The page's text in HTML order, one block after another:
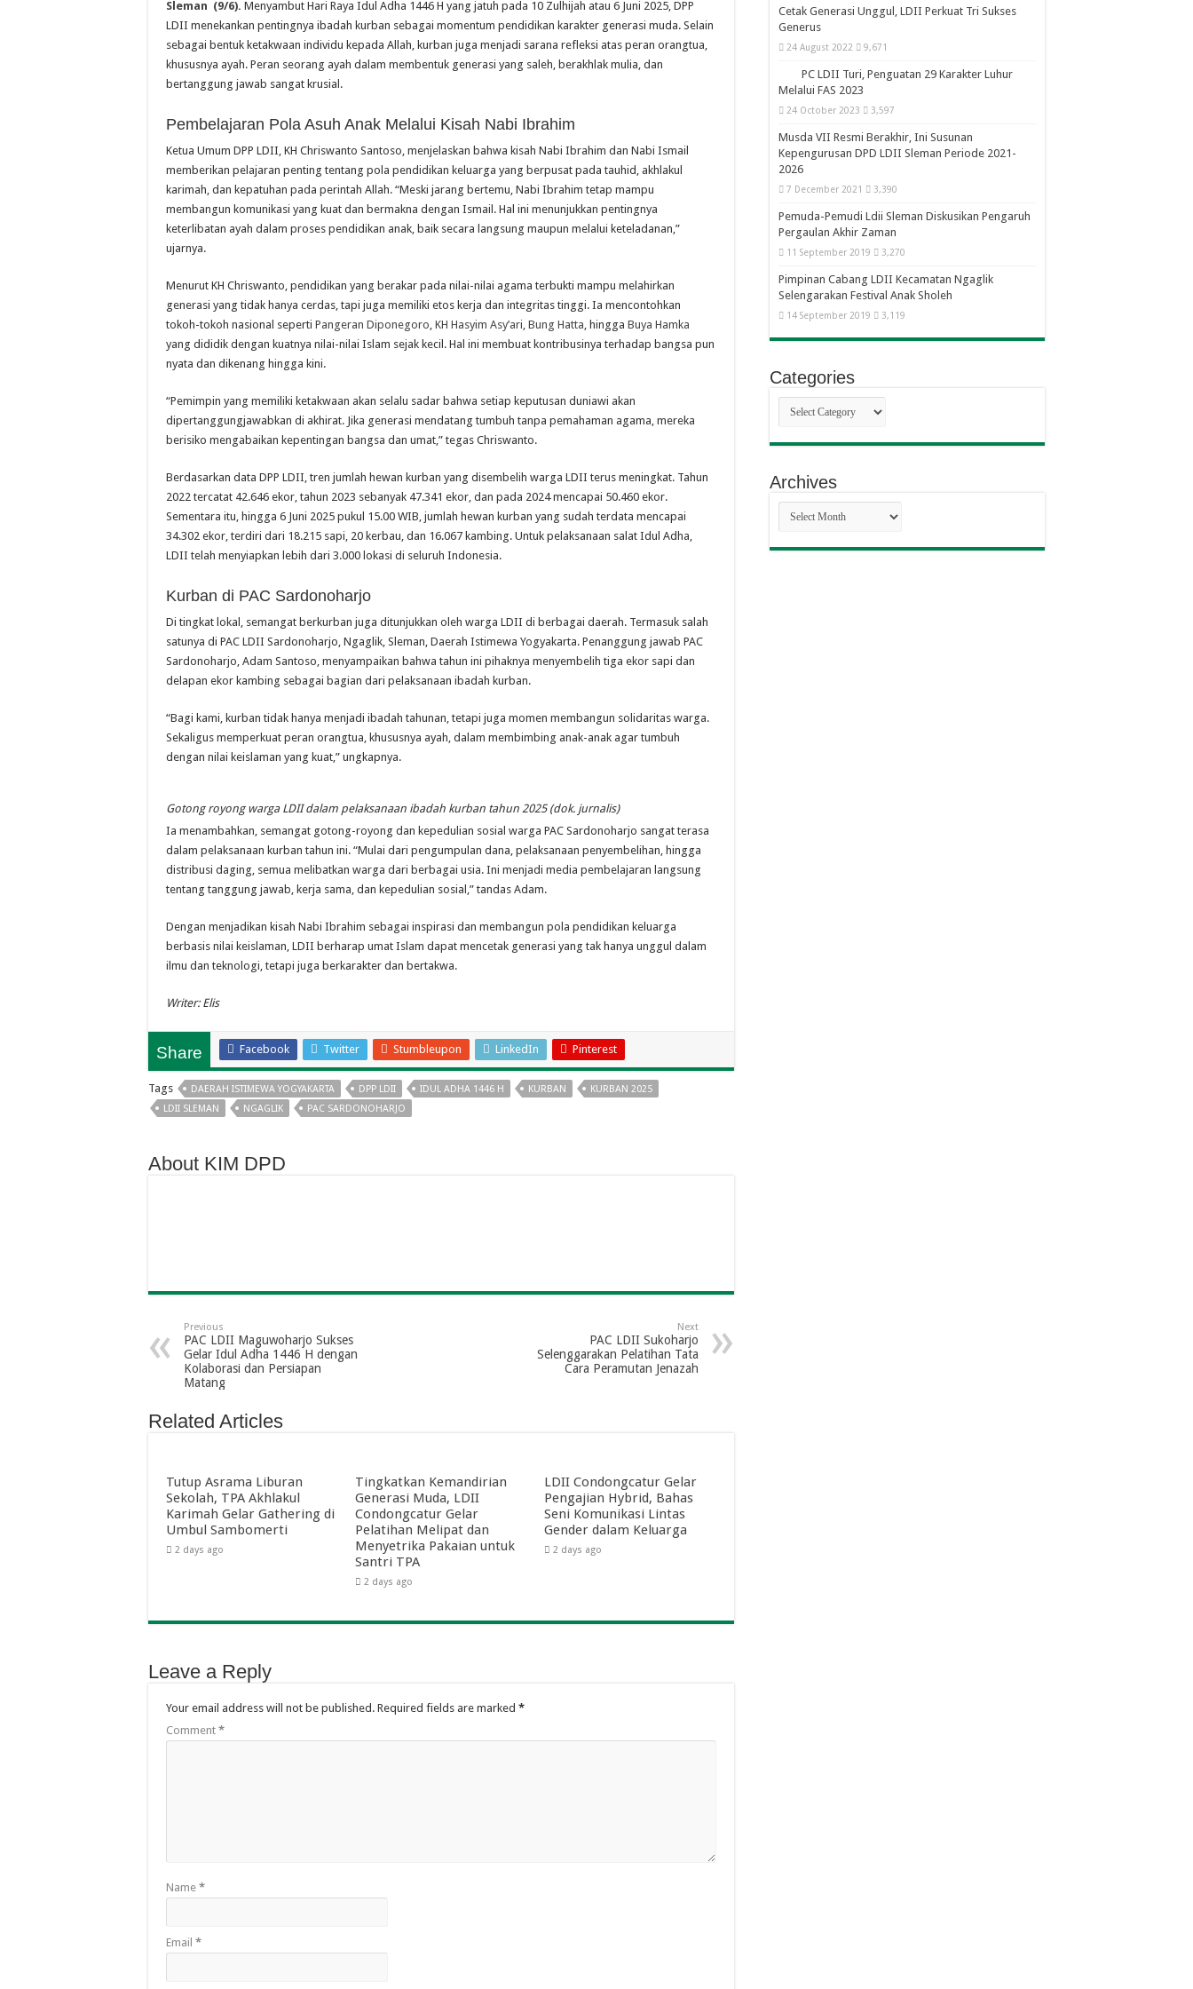
Sleman (9/6). Menyambut Hari Raya Idul Adha 1446 H yang jatuh pada 10 Zulhijah atau 6 Juni 2025, DPP
LDII menekankan pentingnya ibadah kurban sebagai momentum pendidikan karakter generasi muda. Selain
sebagai bentuk ketakwaan individu kepada Allah, kurban juga menjadi sarana refleksi atas peran orangtua,
khususnya ayah. Peran seorang ayah dalam membentuk generasi yang saleh, berakhlak mulia, dan
bertanggung jawab sangat krusial.
Pembelajaran Pola Asuh Anak Melalui Kisah Nabi Ibrahim
Ketua Umum DPP LDII, KH Chriswanto Santoso, menjelaskan bahwa kisah Nabi Ibrahim dan Nabi Ismail
memberikan pelajaran penting tentang pola pendidikan keluarga yang berpusat pada tauhid, akhlakul
karimah, dan kepatuhan pada perintah Allah. “Meski jarang bertemu, Nabi Ibrahim tetap mampu
membangun komunikasi yang kuat dan bermakna dengan Ismail. Hal ini menunjukkan pentingnya
keterlibatan ayah dalam proses pendidikan anak, baik secara langsung maupun melalui keteladanan,”
ujarnya.
Menurut KH Chriswanto, pendidikan yang berakar pada nilai-nilai agama terbukti mampu melahirkan
generasi yang tidak hanya cerdas, tapi juga memiliki etos kerja dan integritas tinggi. Ia mencontohkan
tokoh-tokoh nasional seperti Pangeran Diponegoro KH Hasyim Asy’ari Bung Hatta , hingga Buya Hamka
yang dididik dengan kuatnya nilai-nilai Islam sejak kecil. Hal ini membuat kontribusinya terhadap bangsa pun
nyata dan dikenang hingga kini.
“Pemimpin yang memiliki ketakwaan akan selalu sadar bahwa setiap keputusan duniawi akan
dipertanggungjawabkan di akhirat. Jika generasi mendatang tumbuh tanpa pemahaman agama, mereka
berisiko mengabaikan kepentingan bangsa dan umat,” tegas Chriswanto.
Berdasarkan data DPP LDII, tren jumlah hewan kurban yang disembelih warga LDII terus meningkat. Tahun
2022 tercatat 42.646 ekor, tahun 2023 sebanyak 47.341 ekor, dan pada 2024 mencapai 50.460 ekor.
Sementara itu, hingga 6 Juni 2025 pukul 15.00 WIB, jumlah hewan kurban yang sudah terdata mencapai
34.302 ekor, terdiri dari 18.215 sapi, 20 kerbau, dan 16.067 kambing. Untuk pelaksanaan salat Idul Adha,
LDII telah menyiapkan lebih dari 3.000 lokasi di seluruh Indonesia.
Kurban di PAC Sardonoharjo
Di tingkat lokal, semangat berkurban juga ditunjukkan oleh warga LDII di berbagai daerah. Termasuk salah
satunya di PAC LDII Sardonoharjo, Ngaglik, Sleman, Daerah Istimewa Yogyakarta. Penanggung jawab PAC
Sardonoharjo, Adam Santoso, menyampaikan bahwa tahun ini pihaknya menyembelih tiga ekor sapi dan
delapan ekor kambing sebagai bagian dari pelaksanaan ibadah kurban.
“Bagi kami, kurban tidak hanya menjadi ibadah tahunan, tetapi juga momen membangun solidaritas warga.
Sekaligus memperkuat peran orangtua, khususnya ayah, dalam membimbing anak-anak agar tumbuh
dengan nilai keislaman yang kuat,” ungkapnya.
Gotong royong warga LDII dalam pelaksanaan ibadah kurban tahun 2025 (dok. jurnalis)
Ia menambahkan, semangat gotong-royong dan kepedulian sosial warga PAC Sardonoharjo sangat terasa
dalam pelaksanaan kurban tahun ini. “Mulai dari pengumpulan dana, pelaksanaan penyembelihan, hingga
distribusi daging, semua melibatkan warga dari berbagai usia. Ini menjadi media pembelajaran langsung
tentang tanggung jawab, kerja sama, dan kepedulian sosial,” tandas Adam.
Dengan menjadikan kisah Nabi Ibrahim sebagai inspirasi dan membangun pola pendidikan keluarga
berbasis nilai keislaman, LDII berharap umat Islam dapat mencetak generasi yang tak hanya unggul dalam
ilmu dan teknologi, tetapi juga berkarakter dan bertakwa.
Writer: Elis
Share Facebook Twitter Stumbleupon LinkedIn Pinterest
Tags DAERAH ISTIMEWA YOGYAKARTA DPP LDII IDUL ADHA 1446 H KURBAN
KURBAN 2025
LDII SLEMAN
NGAGLIK PAC SARDONOHARJO
About KIM DPD
Previous
PAC LDII Maguwoharjo Sukses
Gelar Idul Adha 1446 H dengan
Kolaborasi dan Persiapan
Matang
Next
PAC LDII Sukoharjo
Selenggarakan Pelatihan Tata
Cara Peramutan Jenazah
Related Articles
Tutup Asrama Liburan
Sekolah, TPA Akhlakul
Karimah Gelar Gathering di
Umbul Sambomerti
2 days ago
Tingkatkan Kemandirian
Generasi Muda, LDII
Condongcatur Gelar
Pelatihan Melipat dan
Menyetrika Pakaian untuk
Santri TPA
2 days ago
LDII Condongcatur Gelar
Pengajian Hybrid, Bahas
Seni Komunikasi Lintas
Gender dalam Keluarga
2 days ago
Leave a Reply
Your email address will not be published. Required fields are marked *
Comment *
Name *
Email *
Cetak Generasi Unggul, LDII Perkuat Tri Sukses
Generus
24 August 2022 9,671
PC LDII Turi, Penguatan 29 Karakter Luhur
Melalui FAS 2023
24 October 2023 3,597
Musda VII Resmi Berakhir, Ini Susunan
Kepengurusan DPD LDII Sleman Periode 2021-
2026
7 December 2021 3,390
Pemuda-Pemudi Ldii Sleman Diskusikan Pengaruh
Pergaulan Akhir Zaman
11 September 2019 3,270
Pimpinan Cabang LDII Kecamatan Ngaglik
Selengarakan Festival Anak Sholeh
14 September 2019 3,119
Categories
Categories
Archives
Archives